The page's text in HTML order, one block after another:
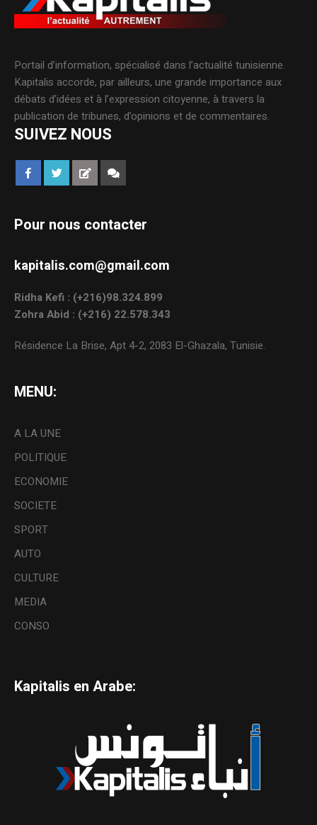
Portail d’information, spécialisé dans l’actualité tunisienne.
Kapitalis accorde, par ailleurs, une grande importance aux
débats d’idées et à l’expression citoyenne, à travers la
publication de tribunes, d’opinions et de commentaires.
SUIVEZ NOUS
Pour nous contacter
kapitalis.com@gmail.com
Ridha Kefi : (+216)98.324.899
Zohra Abid : (+216) 22.578.343
Résidence La Brise, Apt 4-2, 2083 El-Ghazala, Tunisie.
MENU:
A LA UNE
POLITIQUE
ECONOMIE
SOCIETE
SPORT
AUTO
CULTURE
MEDIA
CONSO
Kapitalis en Arabe: